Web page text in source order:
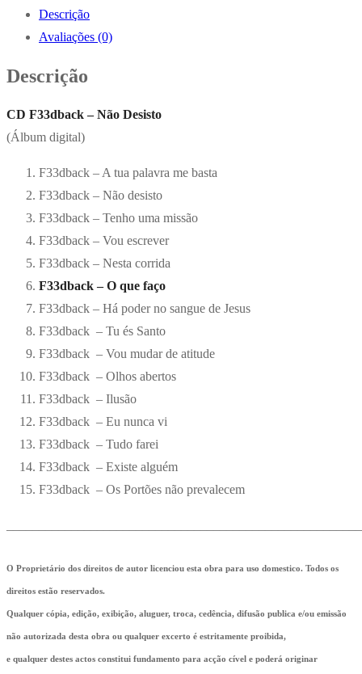
Descrição
Avaliações (0)
Descrição
CD F33dback – Não Desisto
(Álbum digital)
F33dback – A tua palavra me basta
F33dback – Não desisto
F33dback – Tenho uma missão
F33dback – Vou escrever
F33dback – Nesta corrida
F33dback – O que faço
F33dback – Há poder no sangue de Jesus
F33dback – Tu és Santo
F33dback – Vou mudar de atitude
F33dback – Olhos abertos
F33dback – Ilusão
F33dback – Eu nunca vi
F33dback – Tudo farei
F33dback – Existe alguém
F33dback – Os Portões não prevalecem
O Proprietário dos direitos de autor licenciou esta obra para uso domestico. Todos os
direitos estão reservados.
Qualquer cópia, edição, exibição, aluguer, troca, cedência, difusão publica e/ou emissão
não autorizada desta obra ou qualquer excerto é estritamente proibida,
e qualquer destes actos constitui fundamento para acção cível e poderá originar